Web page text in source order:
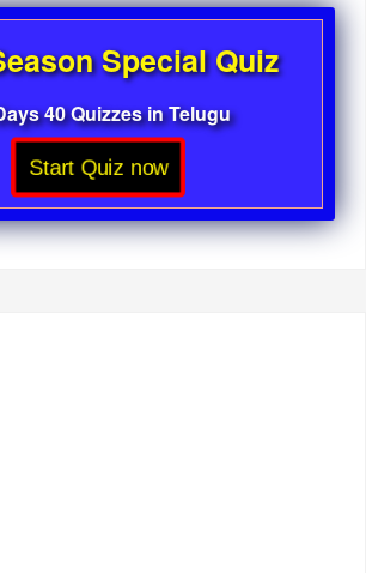
Special Quiz
40 Quizzes in Telugu
Start Quiz now